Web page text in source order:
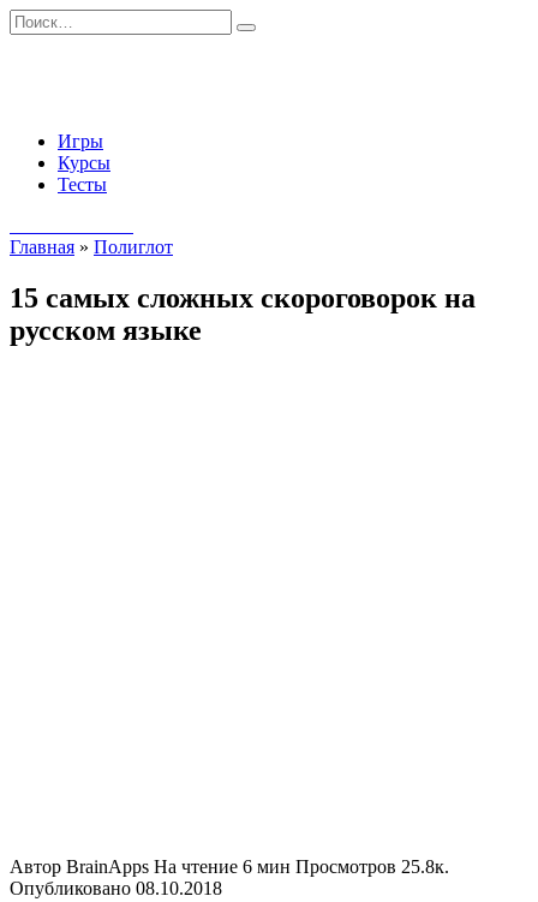
Перейти
к
Search
for:
Игры
Курсы
Тесты
Главная » Полиглот
15 самых сложных скороговорок на
русском языке
Автор BrainApps На чтение 6 мин Просмотров 25.8к.
Опубликовано 08.10.2018